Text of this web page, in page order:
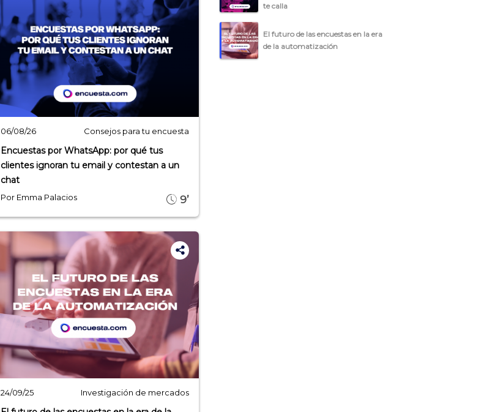
06/08/26 Consejos para tu encuesta
Encuestas por WhatsApp: por qué tus
clientes ignoran tu email y contestan a un
chat
Por Emma Palacios 9’
24/09/25 Investigación de mercados
te calla
El futuro de las encuestas en la era
de la automatización